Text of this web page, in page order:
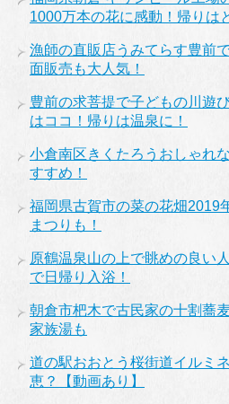
1000万本の花に感動！帰りは
漁師の直販店うみてらす豊前
面販売も大人気！
豊前の求菩提で子どもの川遊
はココ！帰りは温泉に！
小倉南区きくたろうおしゃれ
すすめ！
福岡県古賀市の菜の花畑2019
まつりも！
原鶴温泉山の上で眺めの良い
で日帰り入浴！
朝倉市杷木で古民家の十割蕎
家族湯も
道の駅おおとう桜街道イルミ
恵？【動画あり】